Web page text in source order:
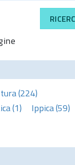
(224)
(1)
Ippica (59)